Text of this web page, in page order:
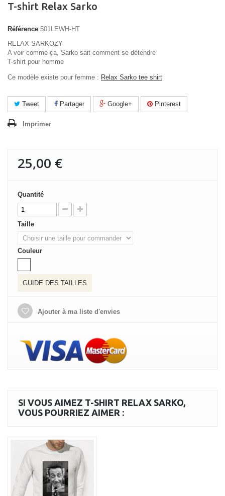
T-shirt Relax Sarko
Référence 501LEWH-HT
RELAX SARKOZY
A voir comme ça, Sarko sait comment se détendre
T-shirt pour homme
Ce modèle existe pour femme : Relax Sarko tee shirt
Tweet Partager Google+ Pinterest
Imprimer
25,00 €
Quantité
Taille
Couleur
GUIDE DES TAILLES
Ajouter à ma liste d'envies
SI VOUS AIMEZ T-SHIRT RELAX SARKO,
VOUS POURRIEZ AIMER :